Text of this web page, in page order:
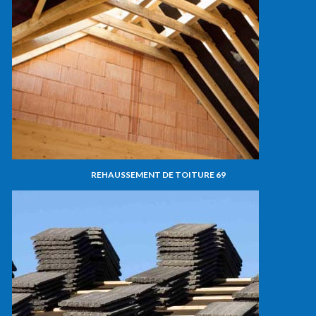
REHAUSSEMENT DE TOITURE 69